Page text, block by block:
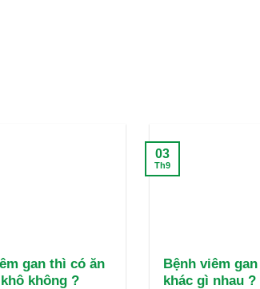
gan thì có ăn
không ?
Bệnh viêm
khác gì nhau ?
03
Th9